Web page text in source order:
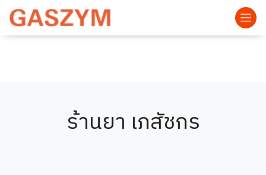
ร้านยา เภสัชกร